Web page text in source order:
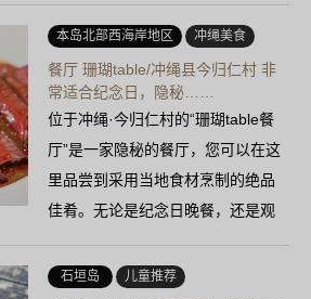
本岛北部西海岸地区 冲绳美食
餐厅 珊瑚table/冲绳县今归仁村 非
常适合纪念日，隐秘……
位于冲绳·今归仁村的“珊瑚table餐
厅”是一家隐秘的餐厅，您可以在这
里品尝到采用当地食材烹制的绝品
佳肴。无论是纪念日晚餐，还是观
选！石垣岛 儿童推荐